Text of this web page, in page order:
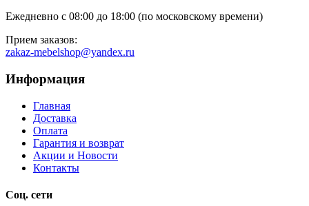
Ежедневно с 08:00 до 18:00 (по московскому времени)
Прием заказов:
zakaz-mebelshop@yandex.ru
Информация
Главная
Доставка
Оплата
Гарантия и возврат
Акции и Новости
Контакты
Соц. сети